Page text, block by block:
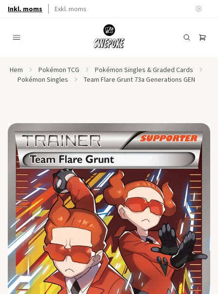
Inkl. moms Exkl. moms
Hem Pokémon TCG
Pokémon Singles & Graded Cards
Pokémon Singles
Team Flare Grunt 73a Generations GEN